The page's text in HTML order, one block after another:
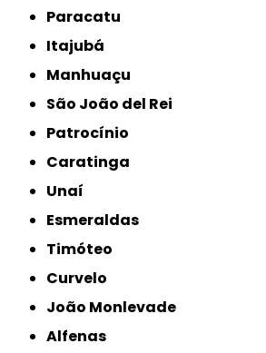
Paracatu
Itajubá
Manhuaçu
São João del Rei
Patrocínio
Caratinga
Unaí
Esmeraldas
Timóteo
Curvelo
João Monlevade
Alfenas